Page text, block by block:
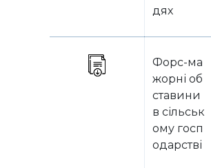
дях
Форс-ма
жорні об
ставини
в сільськ
ому госп
одарстві